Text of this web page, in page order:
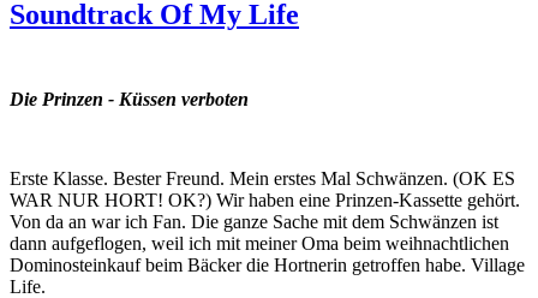
Soundtrack Of My Life
Die Prinzen - Küssen verboten
Erste Klasse. Bester Freund. Mein erstes Mal Schwänzen. (OK ES
WAR NUR HORT! OK?) Wir haben eine Prinzen-Kassette gehört.
Von da an war ich Fan. Die ganze Sache mit dem Schwänzen ist
dann aufgeflogen, weil ich mit meiner Oma beim weihnachtlichen
Dominosteinkauf beim Bäcker die Hortnerin getroffen habe. Village
Life.